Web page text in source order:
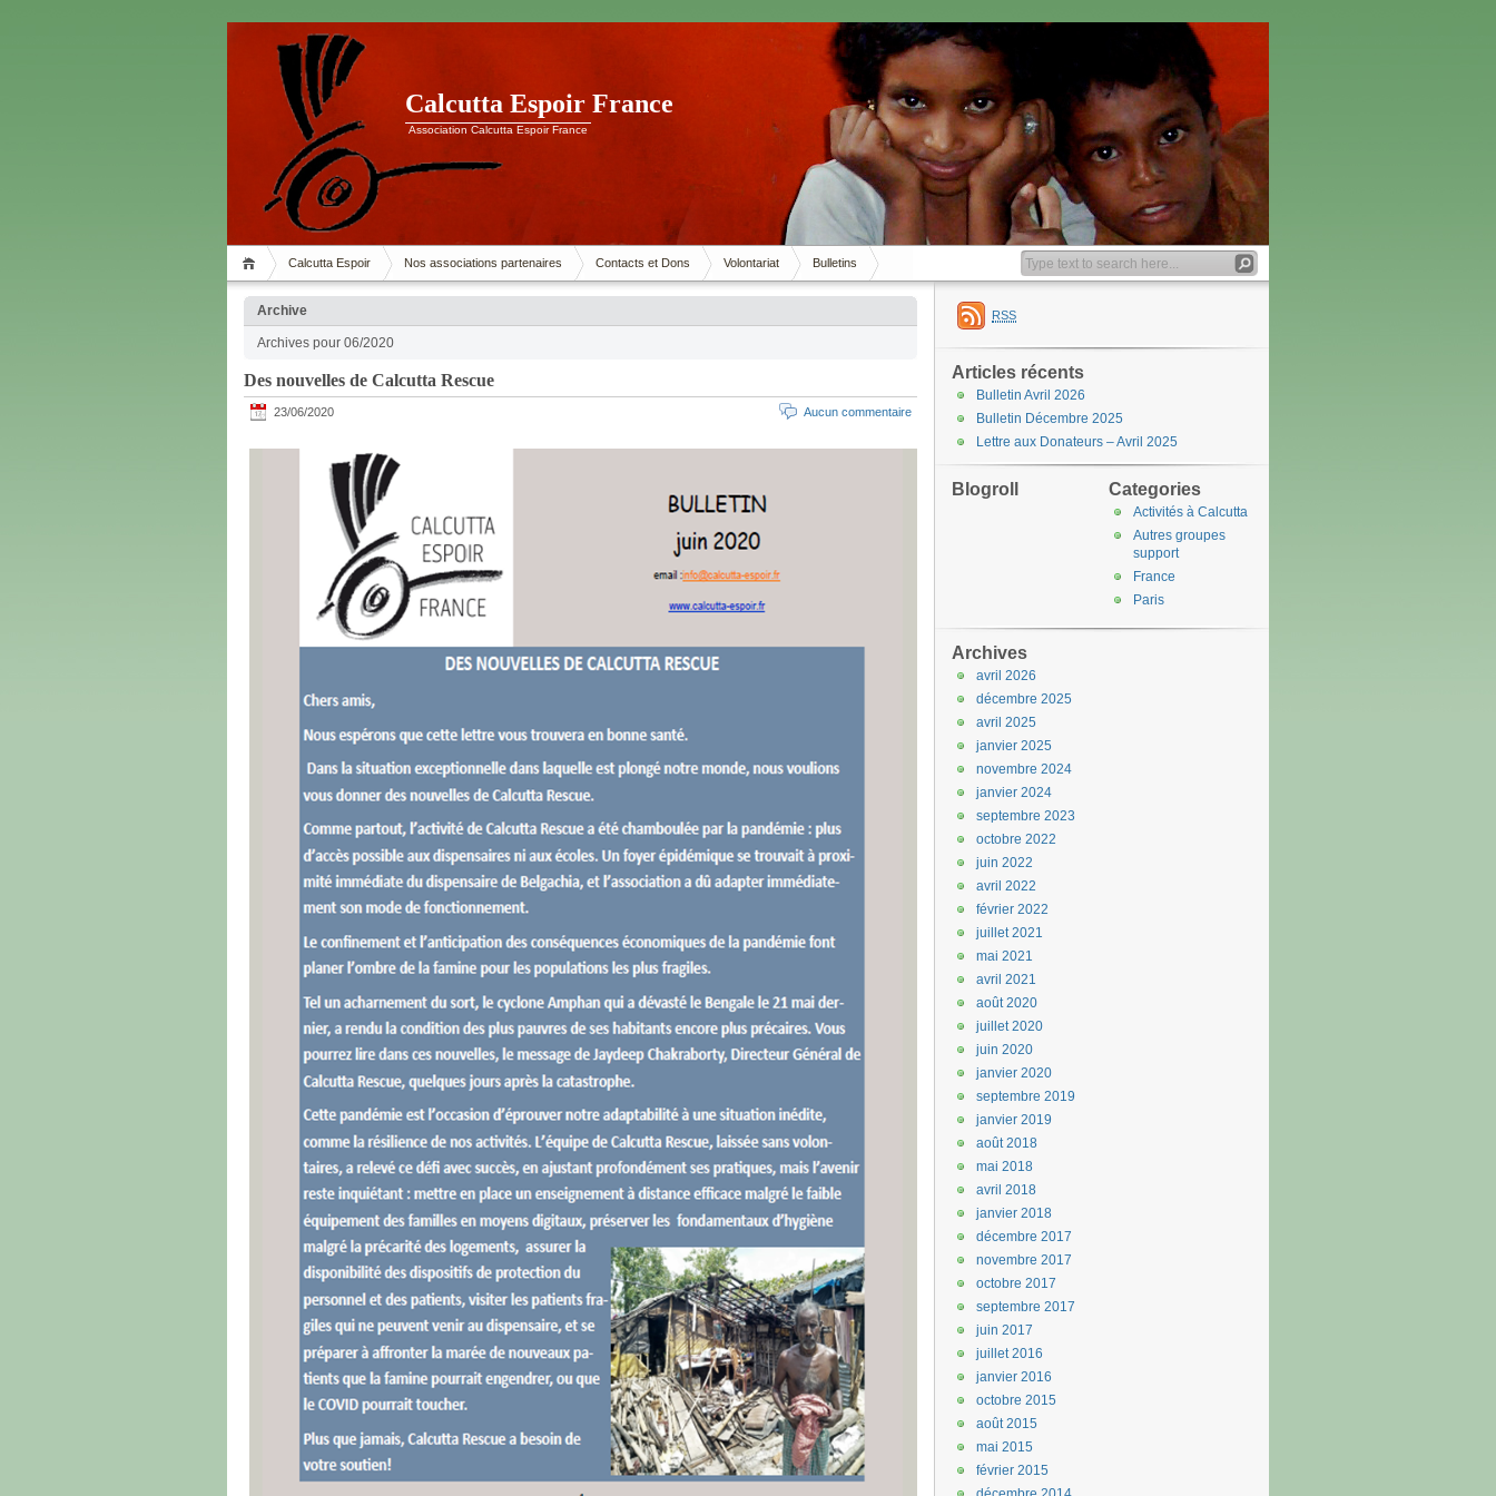
Calcutta Espoir France
Association Calcutta Espoir France
Calcutta Espoir Nos associations partenaires Contacts et Dons Volontariat Bulletins
Archive
Archives pour 06/2020
Des nouvelles de Calcutta Rescue
23/06/2020 Aucun commentaire
RSS
Articles récents
Bulletin Avril 2026
Bulletin Décembre 2025
Lettre aux Donateurs – Avril 2025
Categories
Activités à Calcutta
Autres groupes
support
France
Paris
Blogroll
Archives
avril 2026
décembre 2025
avril 2025
janvier 2025
novembre 2024
janvier 2024
septembre 2023
octobre 2022
juin 2022
avril 2022
février 2022
juillet 2021
mai 2021
avril 2021
août 2020
juillet 2020
juin 2020
janvier 2020
septembre 2019
janvier 2019
août 2018
mai 2018
avril 2018
janvier 2018
décembre 2017
novembre 2017
octobre 2017
septembre 2017
juin 2017
juillet 2016
janvier 2016
octobre 2015
août 2015
mai 2015
février 2015